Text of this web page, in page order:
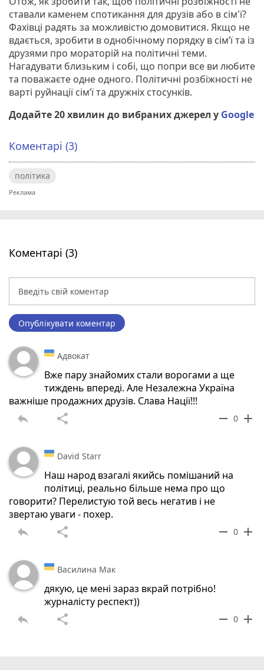
ставали каменем спотикання для друзів або в сім'ї?
Фахівці радять за можливістю домовитися. Якщо не
вдається, зробити в однобічному порядку в сім’ї та із
друзями про мораторій на політичні теми.
Нагадувати близьким і собі, що попри все ви любите
та поважаєте одне одного. Політичні розбіжності не
варті руйнації сім’ї та дружніх стосунків.
Додайте 20 хвилин до вибраних джерел у Google
Коментарі (3)
політика
Коментарі (3)
Опублікувати коментар
Адвокат
Вже пару знайомих стали ворогами а ще
тиждень впереді. Але Незалежна Україна
важніше продажних друзів. Слава Нації!!!
reply share remove 0 add
David Starr
Наш народ взагалі якийсь помішаний на
політиці, реально більше нема про що
говорити? Перелистую той весь негатив і не
звертаю уваги - похер.
reply share remove 0 add
Василина Мак
дякую, це мені зараз вкрай потрібно!
журналісту респект))
reply share remove 0 add